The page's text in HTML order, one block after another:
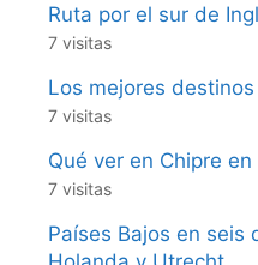
Ruta por el sur de
7 visitas
Los mejores
7 visitas
Qué ver en Chipre
7 visitas
Países Bajos en seis